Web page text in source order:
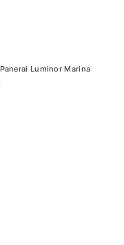
Panerai Luminor Marina